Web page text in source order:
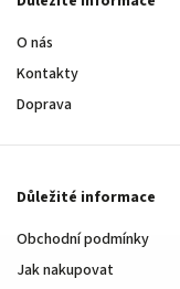
O nás
Kontakty
Doprava
Důležité informace
Obchodní podmínky
Jak nakupovat